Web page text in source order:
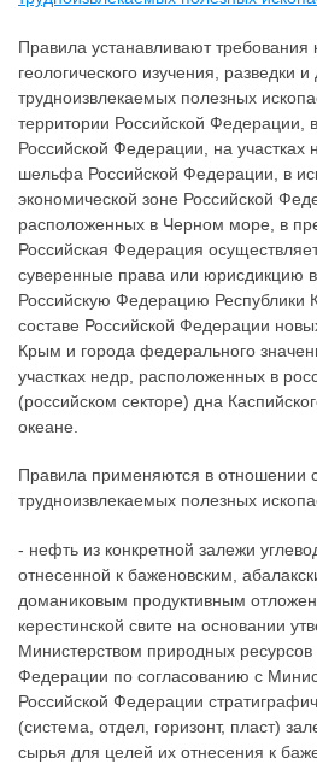
Правила устанавливают требования
геологического изучения, разведки
трудноизвлекаемых полезных
территории Российской Федерации,
Российской Федерации, на участках
шельфа Российской Федерации, в
экономической зоне Российской
расположенных в Черном море, в
Российская Федерация
суверенные права или юрисдикцию
Российскую Федерацию Республики
составе Российской Федерации
Крым и города федерального
участках недр, расположенных в
(российском секторе) дна
океане.
Правила применяются в отношении
трудноизвлекаемых полезных
- нефть из конкретной залежи
отнесенной к баженовским,
доманиковым продуктивным
керестинской свите на основании
Министерством природных ресурсов
Федерации по согласованию с
Российской Федерации
(система, отдел, горизонт, пласт)
сырья для целей их отнесения к